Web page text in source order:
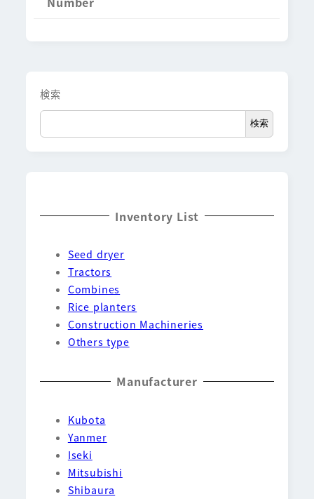
検索
検索
Inventory List
Seed dryer
Tractors
Combines
Rice planters
Construction Machineries
Others type
Manufacturer
Kubota
Yanmer
Iseki
Mitsubishi
Shibaura